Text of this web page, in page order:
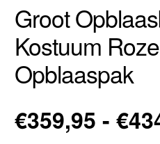
Groot
Kostuum
Opblaaspak
€359,95 - €